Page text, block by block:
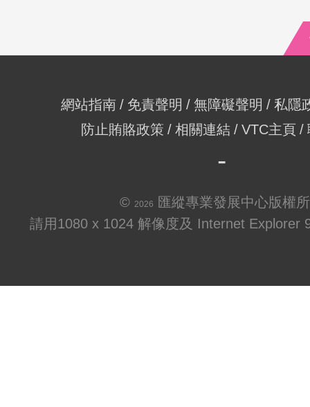
網站指南 免責聲明 無障礙聲明
私隱
防止賄賂政策
相關連結 VTC主頁
© 2026
匯縱專業發展中心版權
請用1080 x 1024 解像度及 Internet Explorer